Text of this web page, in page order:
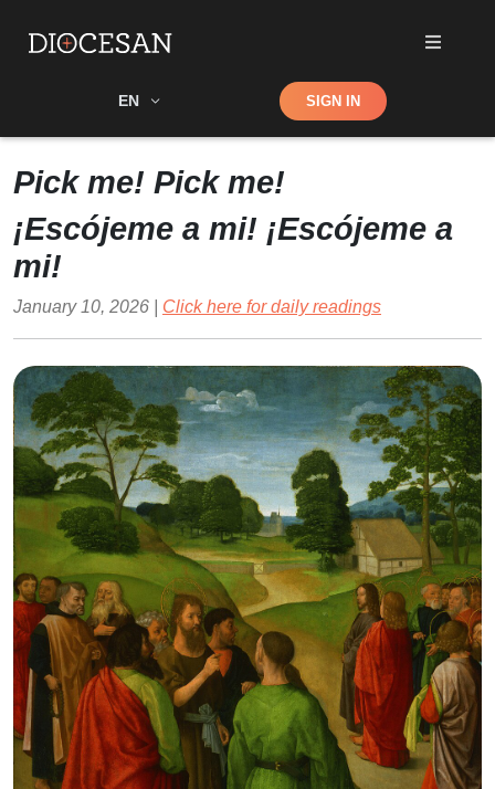
EN Shop SIGN IN
Pick me! Pick me!
¡Escójeme a mi! ¡Escójeme a
mi!
January 10, 2026 | Click here for daily readings